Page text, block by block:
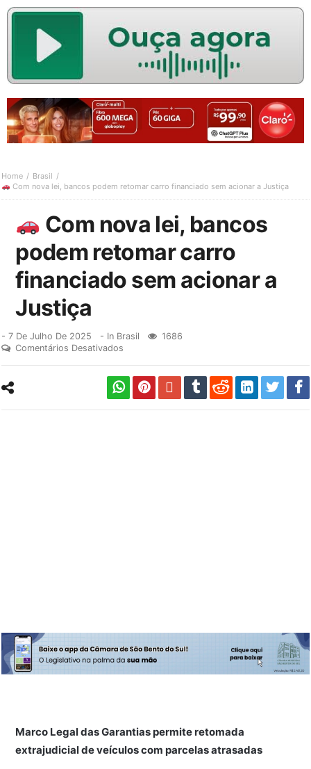
Home
Brasil
Com nova lei, bancos podem retomar carro financiado sem acionar a Justiça
Com nova lei, bancos
podem retomar carro
financiado sem acionar a
Justiça
-7 De Julho De 2025 - In Brasil
1686
Comentários Desativados
Marco Legal das Garantias permite retomada
extrajudicial de veículos com parcelas atrasadas